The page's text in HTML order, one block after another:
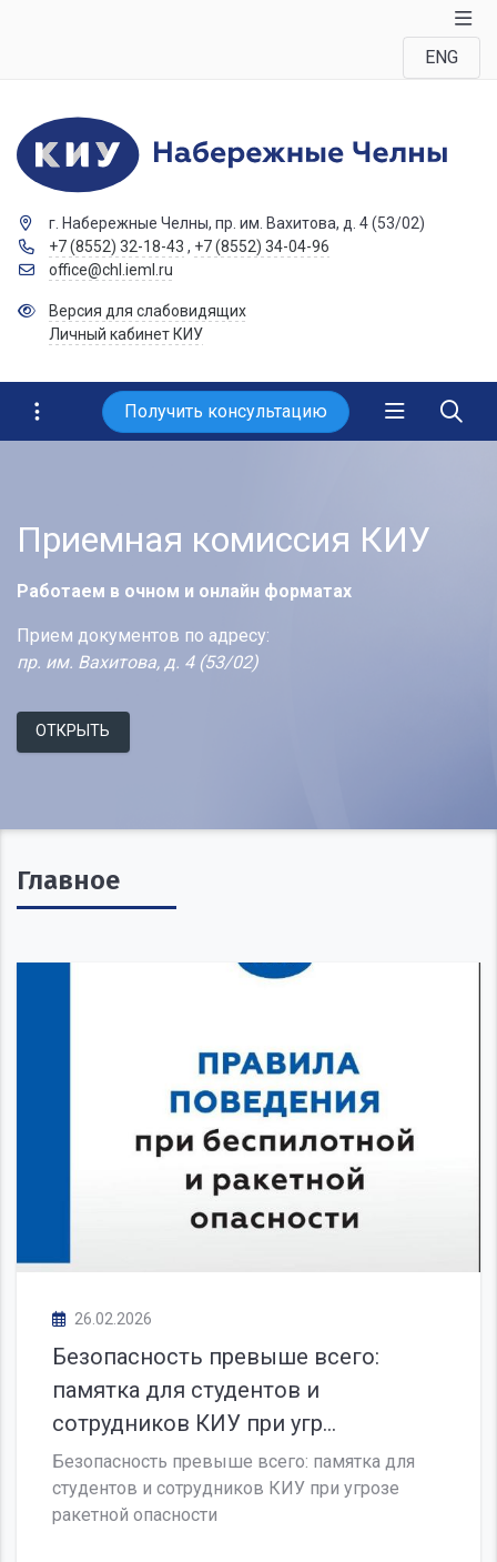
ENG
г. Набережные Челны, пр. им. Вахитова, д. 4 (53/02)
+7 (8552) 32-18-43 , +7 (8552) 34-04-96
office@chl.ieml.ru
Версия для слабовидящих
Личный кабинет КИУ
Получить консультацию
Приемная комиссия КИУ
Работаем в очном и онлайн форматах
Прием документов по адресу:
пр. им. Вахитова, д. 4 (53/02)
ОТКРЫТЬ
Приемная комиссия КИУ
Работаем в очном и онлайн форматах
Прием документов по адресу:
пр. им. Вахитова, д. 4 (53/02)
ОТКРЫТЬ
Приемная комиссия КИУ
Работаем в очном и онлайн форматах
Прием документов по адресу:
пр. им. Вахитова, д. 4 (53/02)
ОТКРЫТЬ
Главное
26.02.2026
Приглашаем вас присоединиться к
каналу Набережночелнинского
филиала КИУ в М...
Приглашаем вас присоединиться к каналу
Набережночелнинского филиала КИУ в МАХ.